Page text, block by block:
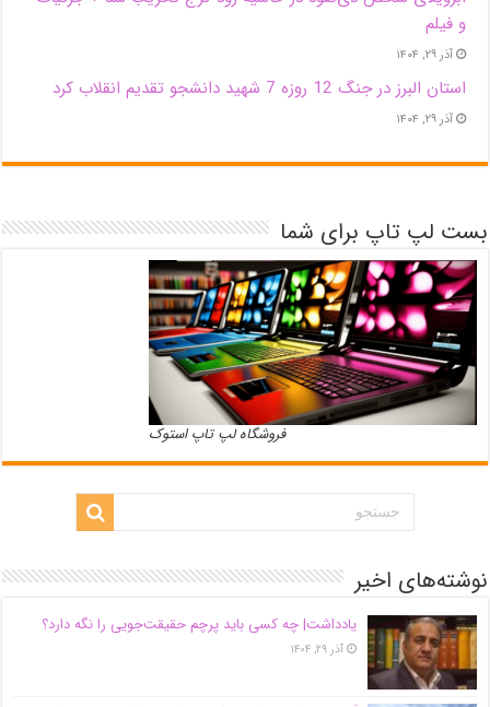
و فیلم
آذر ۲۹, ۱۴۰۴
استان البرز در جنگ 12 روزه 7 شهید دانشجو تقدیم انقلاب کرد
آذر ۲۹, ۱۴۰۴
بست لپ تاپ برای شما
فروشگاه لپ تاپ استوک
نوشته‌های اخیر
یادداشت| ‌چه کسی باید پرچم حقیقت‌جویی را نگه دارد؟
آذر ۲۹, ۱۴۰۴